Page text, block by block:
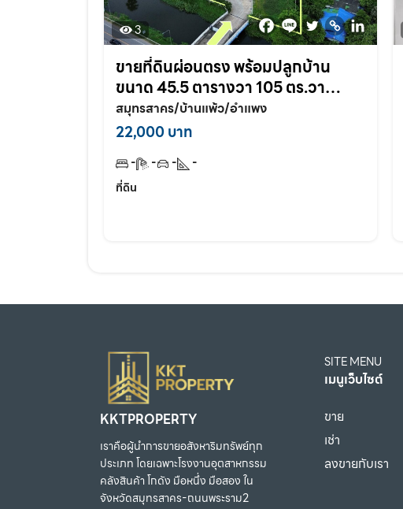
3
ขายที่ดินผ่อนตรง พร้อมปลูกบ้าน
ขนาด 45.5 ตารางวา 105 ตร.วา
โครงการSmile land อำแพง สวนส้ม
สมุทรสาคร
สมุทรสาคร/บ้านแพ้ว/อำแพง
22,000 บาท
- - -
-
ที่ดิน
KKTPROPERTY
เราคือผู้นำการขายอสังหาริมทรัพย์ทุก
ประเภท โดยเฉพาะโรงงานอุตสาหกรรม
คลังสินค้า โกดัง มือหนึ่ง มือสอง ใน
จังหวัดสมุทรสาคร-ถนนพระราม2
SITE MENU
เมนูเว็บไซต์
ขาย
เช่า
ลงขายกับเรา